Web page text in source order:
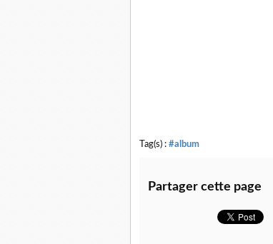
Tag(s) : #album
Partager cette page